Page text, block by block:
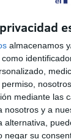
almacenamos
mediante las
nosotros y a
alternativa,
negar su